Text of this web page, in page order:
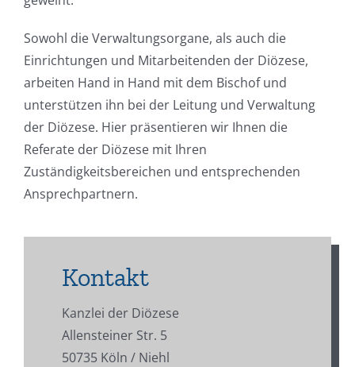
Sowohl die Verwaltungsorgane, als auch die
Einrichtungen und Mitarbeitenden der Diözese,
arbeiten Hand in Hand mit dem Bischof und
unterstützen ihn bei der Leitung und Verwaltung
der Diözese. Hier präsentieren wir Ihnen die
Referate der Diözese mit Ihren
Zuständigkeitsbereichen und entsprechenden
Ansprechpartnern.
Kontakt
Kanzlei der Diözese
Allensteiner Str. 5
50735 Köln / Niehl